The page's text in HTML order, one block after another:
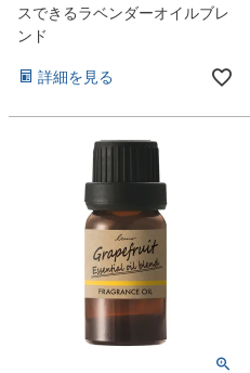
スできるラベンダーオイルブレ
ンド
詳細を見る